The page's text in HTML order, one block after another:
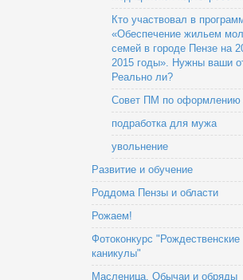
Кто участвовал в
«Обеспечение жильем
семей в городе Пензе на
2015 годы». Нужны ваши
Реально ли?
Совет ПМ по оформлению
подработка для мужа
увольнение
Развитие и обучение
Роддома Пензы и области
Рожаем!
Фотоконкурс "Рождественские
каникулы"
Масленица. Обычаи и обряды